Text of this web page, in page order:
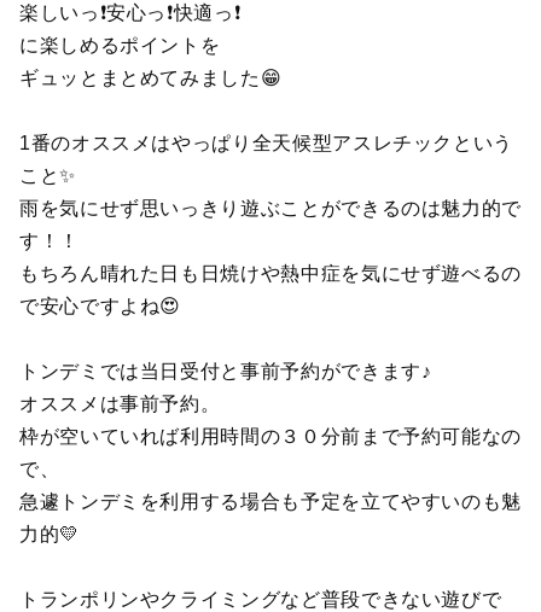
楽しいっ❗安心っ❗快適っ❗
に楽しめるポイントを
ギュッとまとめてみました😁
1番のオススメはやっぱり全天候型アスレチックという
こと✨
雨を気にせず思いっきり遊ぶことができるのは魅力的で
す！！
もちろん晴れた日も日焼けや熱中症を気にせず遊べるの
で安心ですよね😍
トンデミでは当日受付と事前予約ができます♪
オススメは事前予約。
枠が空いていれば利用時間の３０分前まで予約可能なの
で、
急遽トンデミを利用する場合も予定を立てやすいのも魅
力的💛
トランポリンやクライミングなど普段できない遊びで